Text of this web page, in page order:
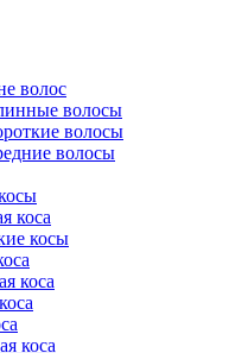
волос
волосы
волосы
волосы
коса
косы
коса
коса